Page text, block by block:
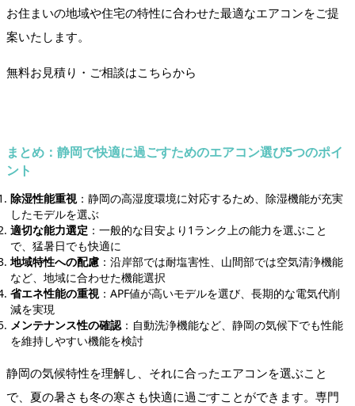
お住まいの地域や住宅の特性に合わせた最適なエアコンをご提
案いたします。
無料お見積り・ご相談はこちらから
まとめ：静岡で快適に過ごすためのエアコン選び5つのポイ
ント
除湿性能重視：静岡の高湿度環境に対応するため、除湿機能が充実
したモデルを選ぶ
適切な能力選定 ：一般的な目安より1ランク上の能力を選ぶこと
で、猛暑日でも快適に
地域特性への配慮 ：沿岸部では耐塩害性、山間部では空気清浄機能
など、地域に合わせた機能選択
省エネ性能の重視：APF値が高いモデルを選び、長期的な電気代削
減を実現
メンテナンス性の確認：自動洗浄機能など、静岡の気候下でも性能
を維持しやすい機能を検討
静岡の気候特性を理解し、それに合ったエアコンを選ぶこと
で、夏の暑さも冬の寒さも快適に過ごすことができます。専門